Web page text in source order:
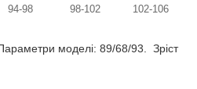
94-98 98-102 102-106
моделі: 89/68/93. Зріст